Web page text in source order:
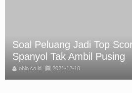
Beroperasi Sejak 2016,
Bara Ilegal Ditangkap
oblo.co.id 2021-12-10